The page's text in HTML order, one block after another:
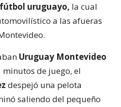
uruguayo, la cual
a las afueras
Uruguay Montevideo
minutos de juego, el
despejó una pelota
saliendo del pequeño